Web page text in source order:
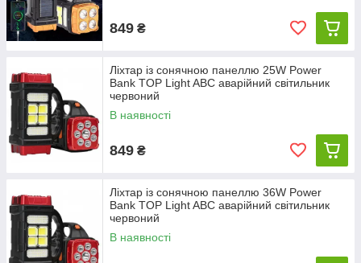
849 ₴
Ліхтар із сонячною панеллю 25W Power
Bank TOP Light ABC аварійний світильник
червоний
В наявності
849 ₴
Ліхтар із сонячною панеллю 36W Power
Bank TOP Light ABC аварійний світильник
червоний
В наявності